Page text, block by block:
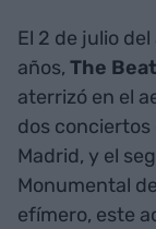
El 2 de julio
años, The
aterrizó en el
dos conciertos
Madrid, y el
Monumental
efímero, este